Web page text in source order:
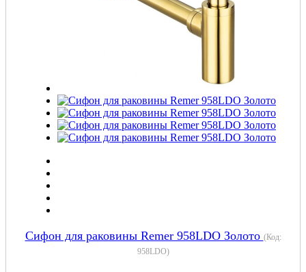
Сифон для раковины Remer 958LDO Золото (Код:
958LDO)